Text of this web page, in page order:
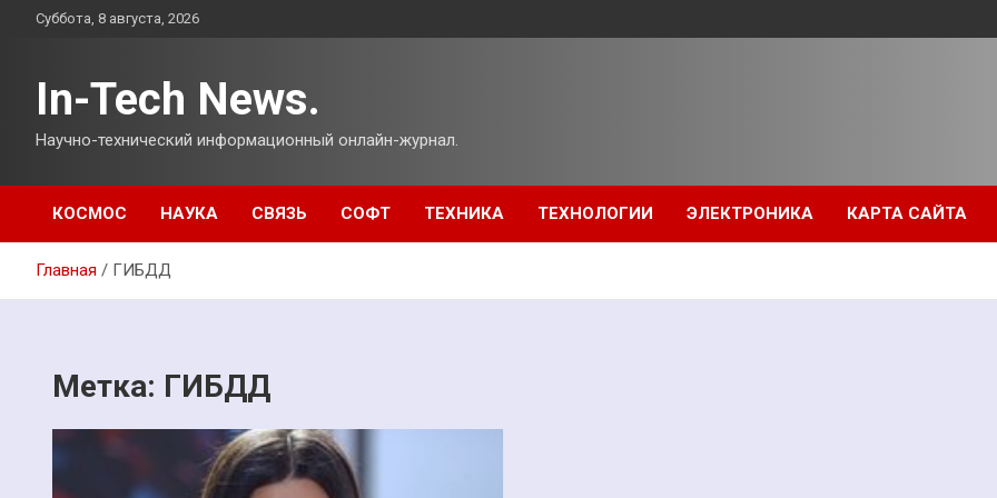
ПерейтиСуббота, 8 августа, 2026
In-Tech News.
Научно-технический информационный онлайн-журнал.
КОСМОС НАУКА СВЯЗЬ СОФТ ТЕХНИКА ТЕХНОЛОГИИ ЭЛЕКТРОНИКА КАРТА САЙТА
Главная ГИБДД
Метка: ГИБДД